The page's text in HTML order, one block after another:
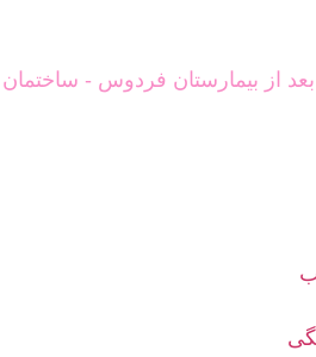
از بیمارستان فردوس - ساختمان